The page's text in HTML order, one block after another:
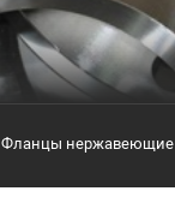
Фланцы нержавеющие